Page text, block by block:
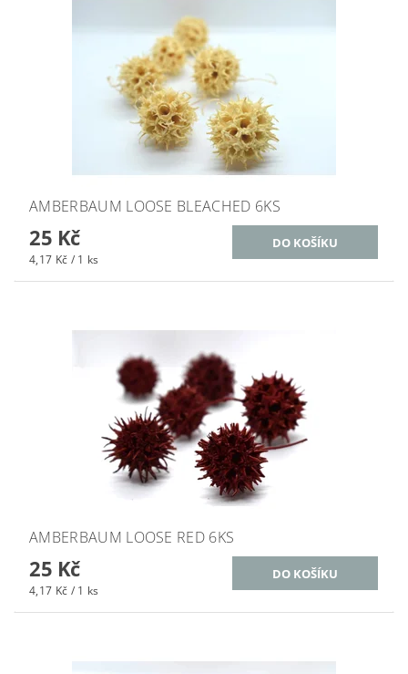
AMBERBAUM LOOSE BLEACHED 6KS
25 Kč
4,17 Kč / 1 ks
AMBERBAUM LOOSE RED 6KS
25 Kč
4,17 Kč / 1 ks